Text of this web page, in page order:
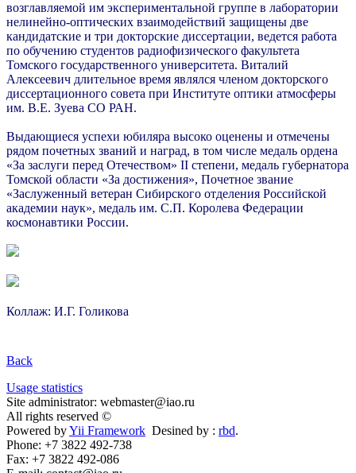
возглавляемой им экспериментальной группе в лаборатории
нелинейно-оптических взаимодействий защищены две
кандидатские и три докторские диссертации, ведется работа
по обучению студентов радиофизического факультета
Томского государственного университета. Виталий
Алексеевич длительное время являлся членом докторского
диссертационного совета при Институте оптики атмосферы
им. В.Е. Зуева СО РАН.
Выдающиеся успехи юбиляра высоко оценены и отмечены
рядом почетных званий и наград, в том числе медаль ордена
«За заслуги перед Отечеством» II степени, медаль губернатора
Томской области «За достижения», Почетное звание
«Заслуженный ветеран Сибирского отделения Российской
академии наук», медаль им. С.П. Королева Федерации
космонавтики России.
Коллаж: И.Г. Голикова
Back
Usage statistics
Site administrator: webmaster@iao.ru
All rights reserved ©
Powered byYii Framework Desined by : rbd.
Phone: +7 3822 492-738
Fax: +7 3822 492-086